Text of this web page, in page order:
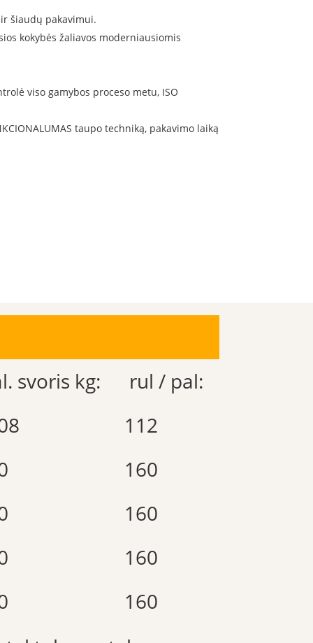
šiaudų pakavimui.
kokybės žaliavos moderniausiomis
viso gamybos proceso metu, ISO
taupo techniką, pakavimo laiką
svoris kg:
rul / pal:
112
160
160
160
160